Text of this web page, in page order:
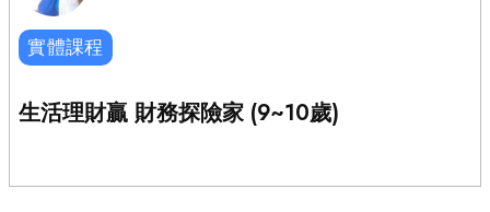
實體課程
生活理財贏 財務探險家 (9~10歲)